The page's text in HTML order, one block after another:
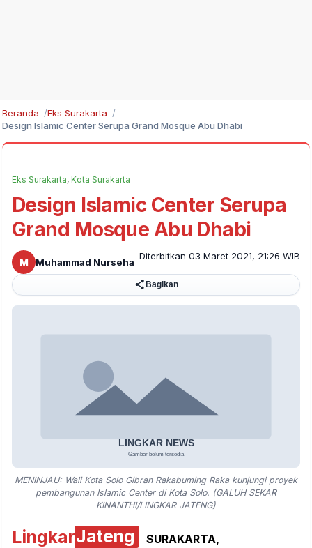
Beranda
Eks Surakarta
Design Islamic Center Serupa Grand Mosque Abu Dhabi
Eks Surakarta, Kota Surakarta
Design Islamic Center Serupa
Grand Mosque Abu Dhabi
M Muhammad Nurseha
Diterbitkan 03 Maret 2021, 21:26 WIB
Bagikan
MENINJAU: Wali Kota Solo Gibran Rakabuming Raka kunjungi proyek
pembangunan Islamic Center di Kota Solo. (GALUH SEKAR
KINANTHI/LINGKAR JATENG)
LingkarJateng
SURAKARTA,